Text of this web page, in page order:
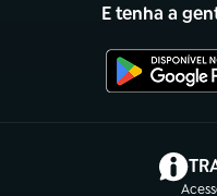
E tenha a